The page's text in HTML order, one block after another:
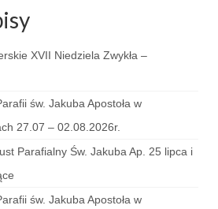
XVII Niedziela Zwykła –
św. Jakuba Apostoła w
27.07 – 02.08.2026r.
Parafialny Św. Jakuba Ap. 25 lipca i
św. Jakuba Apostoła w